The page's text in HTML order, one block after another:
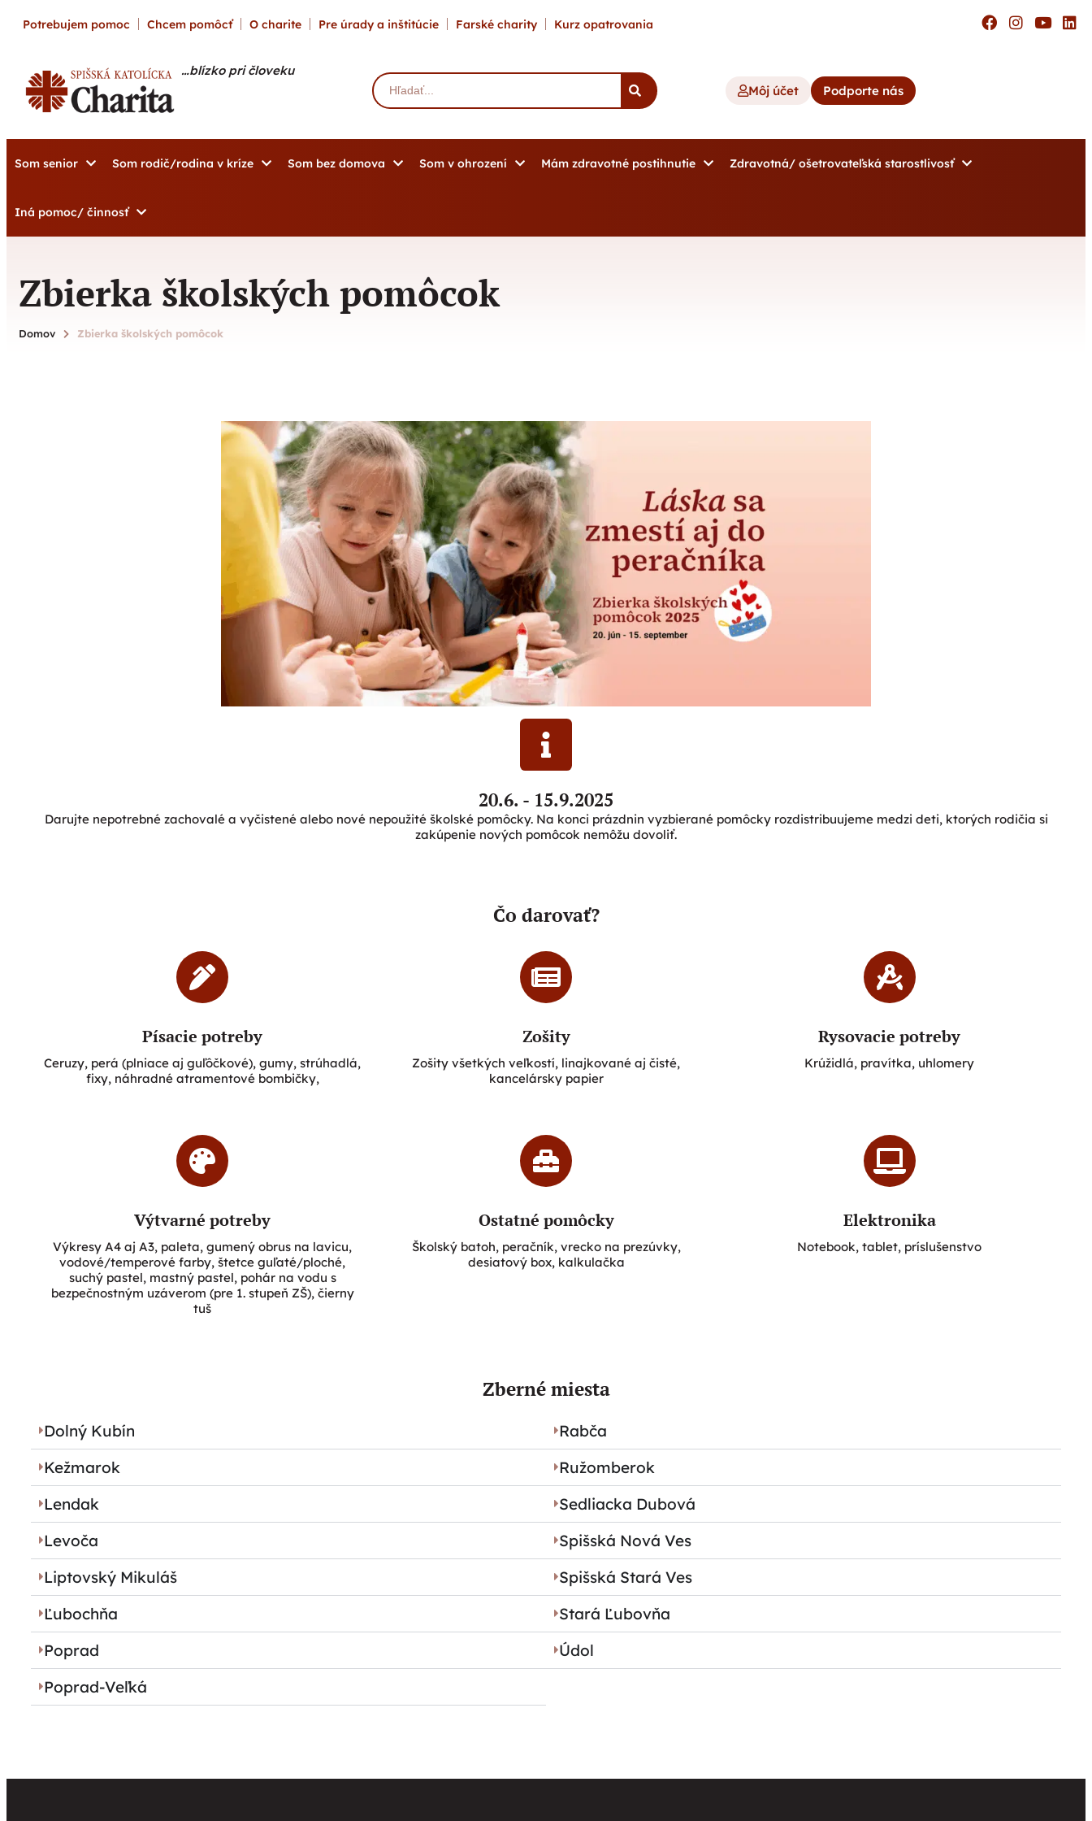
Potrebujem pomoc Chcem pomôcť O charite Pre úrady a inštitúcie Farské charity Kurz opatrovania
…blízko pri človeku
Môj účet
Podporte nás
Som senior Som rodič/rodina v kríze Som bez domova Som v ohrození Mám zdravotné postihnutie Zdravotná/ ošetrovateľská starostlivosť
Iná pomoc/ činnosť
Zbierka školských pomôcok
Domov Zbierka školských pomôcok
20.6. - 15.9.2025
Darujte nepotrebné zachovalé a vyčistené alebo nové nepoužité školské pomôcky. Na konci prázdnin vyzbierané pomôcky rozdistribuujeme medzi deti, ktorých rodičia si
zakúpenie nových pomôcok nemôžu dovoliť.
Čo darovať?
Písacie potreby
Ceruzy, perá (plniace aj guľôčkové), gumy, strúhadlá,
fixy, náhradné atramentové bombičky,
Zošity
Zošity všetkých veľkostí, linajkované aj čisté,
kancelársky papier
Rysovacie potreby
Krúžidlá, pravítka, uhlomery
Výtvarné potreby
Výkresy A4 aj A3, paleta, gumený obrus na lavicu,
vodové/temperové farby, štetce guľaté/ploché,
suchý pastel, mastný pastel, pohár na vodu s
bezpečnostným uzáverom (pre 1. stupeň ZŠ), čierny
tuš
Ostatné pomôcky
Školský batoh, peračník, vrecko na prezúvky,
desiatový box, kalkulačka
Elektronika
Notebook, tablet, príslušenstvo
Zberné miesta
Dolný Kubín
Kežmarok
Lendak
Levoča
Liptovský Mikuláš
Ľubochňa
Poprad
Poprad-Veľká
Rabča
Ružomberok
Sedliacka Dubová
Spišská Nová Ves
Spišská Stará Ves
Stará Ľubovňa
Údol